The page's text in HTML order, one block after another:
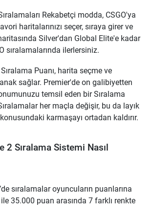
Rekabetçi modda, CSGO'ya
haritalarınızı seçer, sıraya girer ve
Silver'dan Global Elite'e kadar
sıralamalarında ilerlersiniz.
Puanı, harita seçme ve
sağlar. Premier'de on galibiyetten
temsil eden bir Sıralama
Sıralamalar her maçla değişir, bu da layık
karmaşayı ortadan kaldırır.
2 Sıralama Sistemi Nasıl
sıralamalar oyuncuların puanlarına
35.000 puan arasında 7 farklı renkte